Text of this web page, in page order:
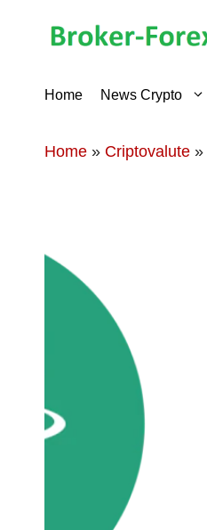
Home News Crypto
Home » Criptovalute »